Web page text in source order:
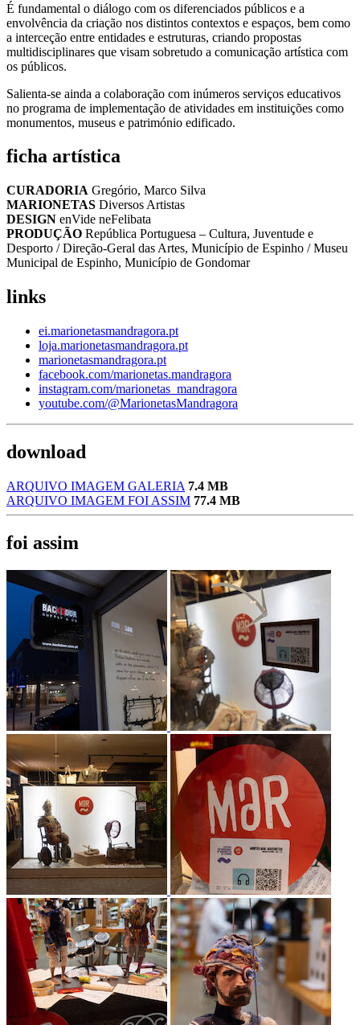
É fundamental o diálogo com os diferenciados públicos e a
envolvência da criação nos distintos contextos e espaços, bem como
a interceção entre entidades e estruturas, criando propostas
multidisciplinares que visam sobretudo a comunicação artística com
os públicos.
Salienta-se ainda a colaboração com inúmeros serviços educativos
no programa de implementação de atividades em instituições como
monumentos, museus e património edificado.
ficha artística
CURADORIA Gregório, Marco Silva
MARIONETAS Diversos Artistas
DESIGN enVide neFelibata
PRODUÇÃO República Portuguesa – Cultura, Juventude e
Desporto / Direção-Geral das Artes, Município de Espinho / Museu
Municipal de Espinho, Município de Gondomar
links
ei.marionetasmandragora.pt
loja.marionetasmandragora.pt
marionetasmandragora.pt
facebook.com/marionetas.mandragora
instagram.com/marionetas_mandragora
youtube.com/@MarionetasMandragora
download
ARQUIVO IMAGEM GALERIA 7.4 MB
ARQUIVO IMAGEM FOI ASSIM 77.4 MB
foi assim